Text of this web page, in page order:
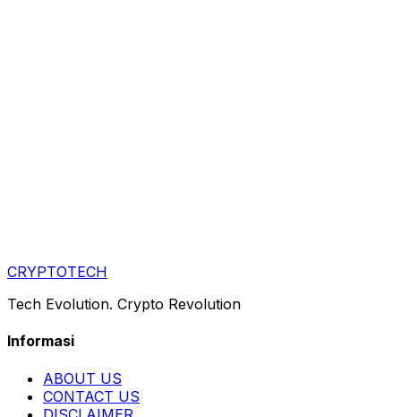
CRYPTOTECH
Tech Evolution. Crypto Revolution
Informasi
ABOUT US
CONTACT US